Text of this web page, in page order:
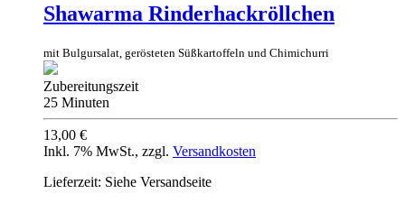
Shawarma Rinderhackröllchen
mit Bulgursalat, gerösteten Süßkartoffeln und Chimichurri
Zubereitungszeit
25 Minuten
13,00 €
Inkl. 7% MwSt., zzgl. Versandkosten
Lieferzeit: Siehe Versandseite